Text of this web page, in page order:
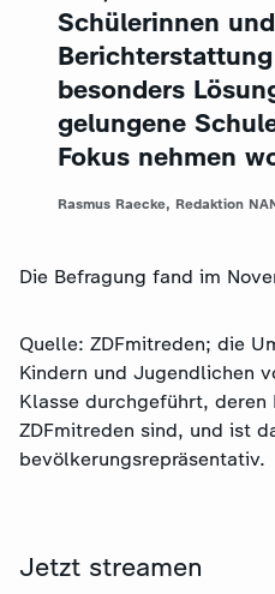
Schülerinnen
besonders
gelungene
Fokus nehmen
Rasmus Raecke, Redaktion
Die Befragung fand im
Quelle: ZDFmitreden; die
Kindern und Jugendlichen
Klasse durchgeführt,
ZDFmitreden sind, und ist
bevölkerungsrepräsentativ.
Jetzt streamen